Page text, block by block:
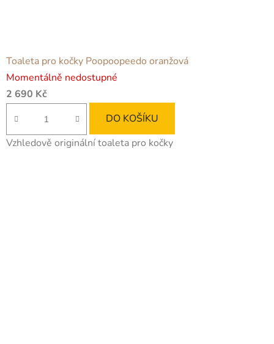
Toaleta pro kočky Poopoopeedo oranžová
Momentálně nedostupné
2 690 Kč
DO KOŠÍKU
Vzhledově originální toaleta pro kočky